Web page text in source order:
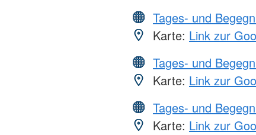
Tages- und
Karte: Link zur
Tages- und
Karte: Link zur
Tages- und
Karte: Link zur